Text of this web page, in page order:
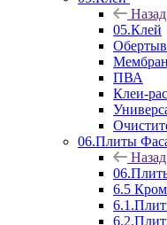
Назад
05.Клей
ПВА
Клеи-
06.Плиты
Назад
6.5